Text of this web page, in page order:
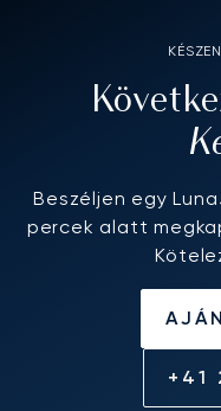
Beszéljen egy
percek alatt
+41